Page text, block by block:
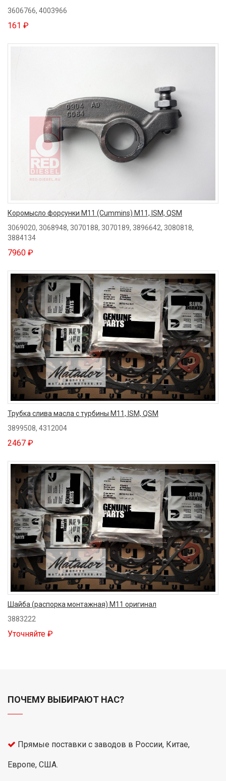
3606766, 4003966
161 ₽
Коромысло форсунки M11 (Cummins) M11, ISM, QSM
3069020, 3068948, 3070188, 3070189, 3896642, 3080818,
3884134
7960 ₽
Трубка слива масла с турбины M11, ISM, QSM
3899508, 4312004
2467 ₽
Шайба (распорка монтажная) M11 оригинал
3883222
Уточняйте ₽
ПОЧЕМУ ВЫБИРАЮТ НАС?
Прямые поставки с заводов в России, Китае,
Европе, США.